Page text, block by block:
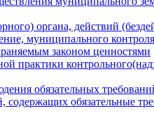
органа, действий
муниципального контроля
законом ценностями
практики
обязательных
обязательные